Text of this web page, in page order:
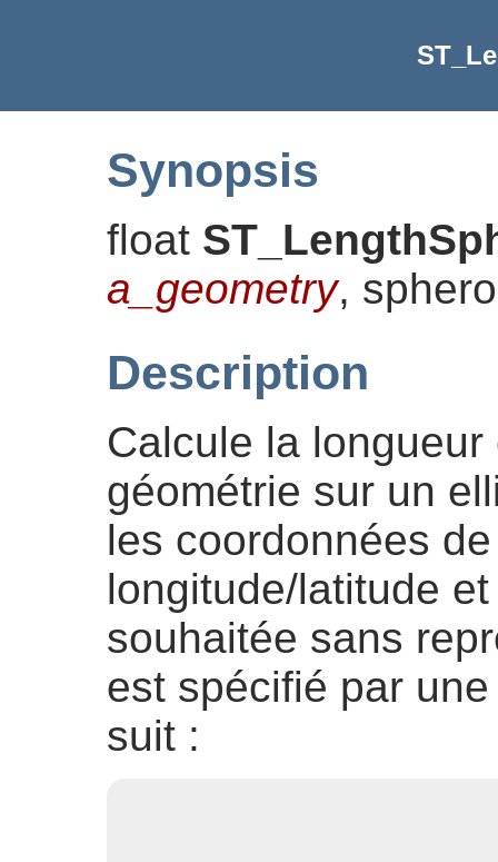
Synopsis
float
a_geometry,
Description
Calcule la
géométrie sur un
les coordonnées
longitude/latitude
souhaitée sans
est spécifié par
suit :